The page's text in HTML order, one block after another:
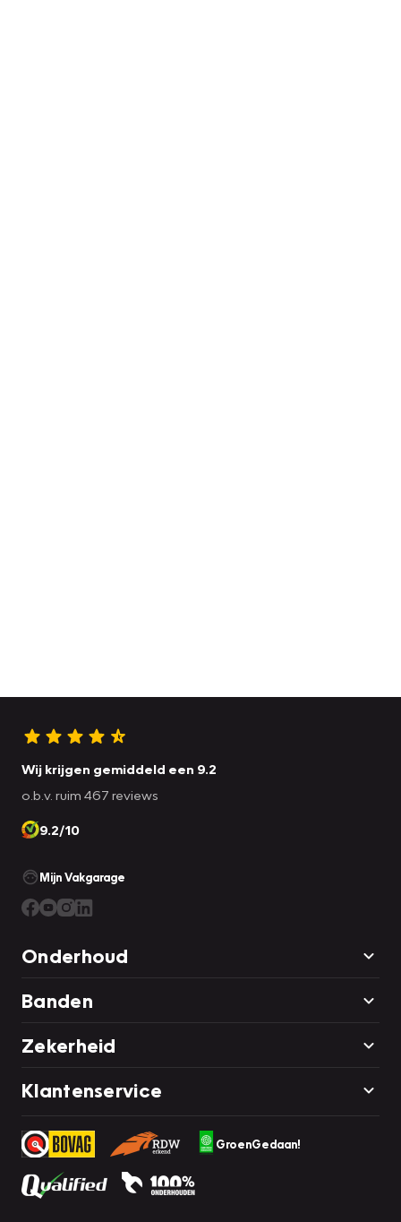
Wij krijgen gemiddeld een 9.2
o.b.v. ruim 467 reviews
9.2/10
Mijn Vakgarage
Onderhoud
Banden
Zekerheid
Klantenservice
GroenGedaan!